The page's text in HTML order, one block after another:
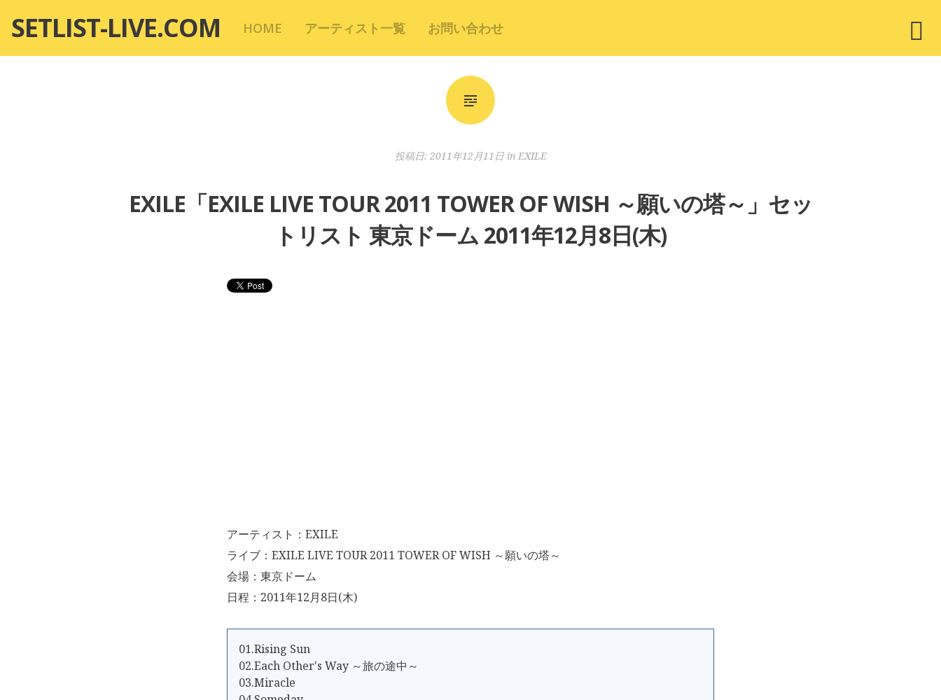
テ
SETLIST-LIVE.COM HOME アーティスト一覧 お問い合わせ
投稿日: 2011年12月11日in EXILE
EXILE「EXILE LIVE TOUR 2011 TOWER OF WISH ～願いの塔～」セッ
トリスト 東京ドーム 2011年12月8日(木)
アーティスト：EXILE
ライブ：EXILE LIVE TOUR 2011 TOWER OF WISH ～願いの塔～
会場：東京ドーム
日程：2011年12月8日(木)
01.Rising Sun
02.Each Other's Way ～旅の途中～
03.Miracle